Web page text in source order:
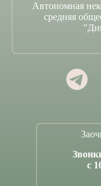
Автономная
средняя
с